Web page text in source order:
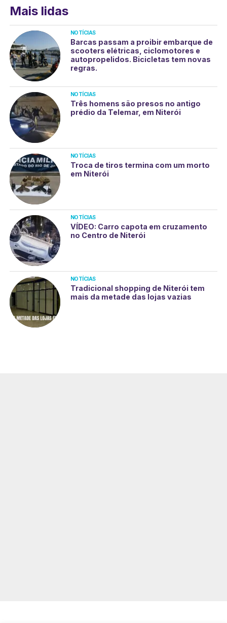
Mais lidas
NOTÍCIAS
Barcas passam a proibir embarque de
scooters elétricas, ciclomotores e
autopropelidos. Bicicletas tem novas
regras.
NOTÍCIAS
Três homens são presos no antigo
prédio da Telemar, em Niterói
NOTÍCIAS
Troca de tiros termina com um morto
em Niterói
NOTÍCIAS
VÍDEO: Carro capota em cruzamento
no Centro de Niterói
NOTÍCIAS
Tradicional shopping de Niterói tem
mais da metade das lojas vazias